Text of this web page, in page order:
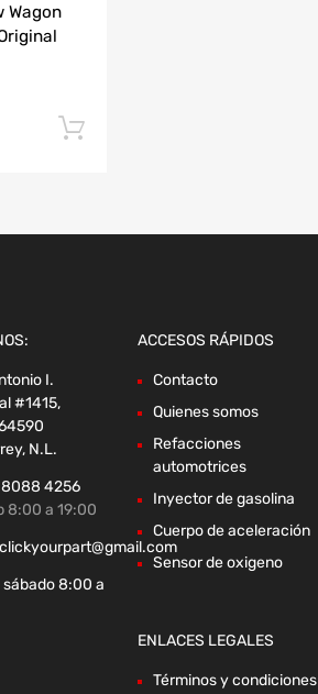
Wagon
I.
#1415,
N.L.
8088 4256
8:00 a 19:00
sábado 8:00 a
ACCESOS RÁPIDOS
Contacto
Quienes somos
Refacciones
automotrices
Inyector de gasolina
Cuerpo de aceleración
Sensor de oxigeno
ENLACES LEGALES
Términos y condiciones